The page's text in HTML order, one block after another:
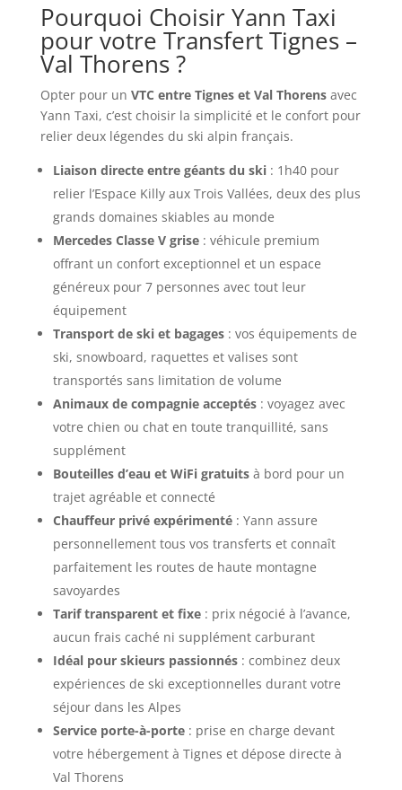
Pourquoi Choisir Yann Taxi
pour votre Transfert Tignes –
Val Thorens ?
Opter pour un VTC entre Tignes et Val Thorensavec
Yann Taxi, c’est choisir la simplicité et le confort pour
relier deux légendes du ski alpin français.
Liaison directe entre géants du ski: 1h40 pour
relier l’Espace Killy aux Trois Vallées, deux des plus
grands domaines skiables au monde
Mercedes Classe V grise: véhicule premium
offrant un confort exceptionnel et un espace
généreux pour 7 personnes avec tout leur
équipement
Transport de ski et bagages: vos équipements de
ski, snowboard, raquettes et valises sont
transportés sans limitation de volume
Animaux de compagnie acceptés: voyagez avec
votre chien ou chat en toute tranquillité, sans
supplément
Bouteilles d’eau et WiFi gratuitsà bord pour un
trajet agréable et connecté
Chauffeur privé expérimenté: Yann assure
personnellement tous vos transferts et connaît
parfaitement les routes de haute montagne
savoyardes
Tarif transparent et fixe: prix négocié à l’avance,
aucun frais caché ni supplément carburant
Idéal pour skieurs passionnés: combinez deux
expériences de ski exceptionnelles durant votre
séjour dans les Alpes
Service porte-à-porte: prise en charge devant
votre hébergement à Tignes et dépose directe à
Val Thorens